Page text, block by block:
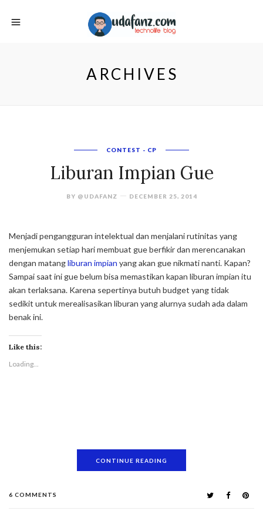
ARCHIVES
CONTEST - CP
Liburan Impian Gue
BY @UDAFANZ DECEMBER 25, 2014
Menjadi pengangguran intelektual dan menjalani rutinitas yang
menjemukan setiap hari membuat gue berfikir dan merencanakan
dengan matangliburan impian yang akan gue nikmati nanti. Kapan?
Sampai saat ini gue belum bisa memastikan kapan liburan impian itu
akan terlaksana. Karena sepertinya butuh budget yang tidak
sedikit untuk merealisasikan liburan yang alurnya sudah ada dalam
benak ini.
Like this:
Loading...
CONTINUE READING
6 COMMENTS